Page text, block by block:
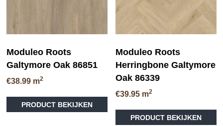
Moduleo Roots
Galtymore Oak 86851
€38.99 m2
PRODUCT BEKIJKEN
Moduleo Roots
Herringbone Galtymore
Oak 86339
€39.95 m2
PRODUCT BEKIJKEN